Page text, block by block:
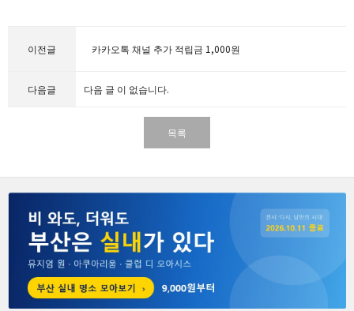
이전글 카카오톡 채널 추가 적립금 1,000원
다음글 다음 글 이 없습니다.
목록